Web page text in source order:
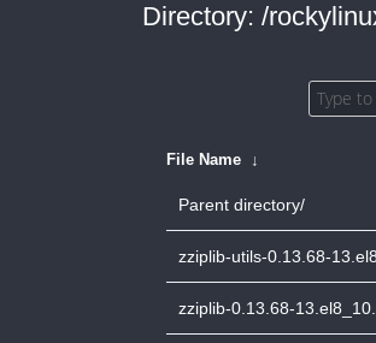
Directory: /
File Name ↓
Parent directory/
zziplib-utils-0.13.68-
zziplib-0.13.68-